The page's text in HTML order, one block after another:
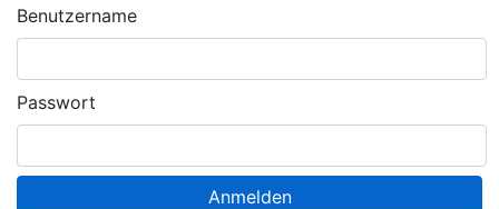
Benutzername
Passwort
Anmelden